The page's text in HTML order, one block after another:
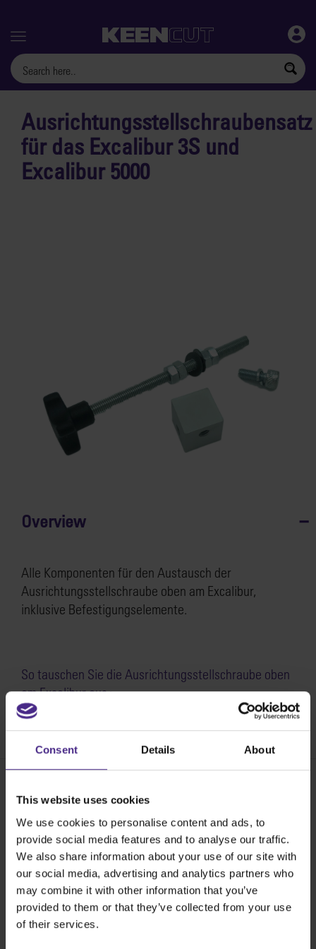
Consent Details About
This website uses cookies
We use cookies to personalise content and ads, to
provide social media features and to analyse our traffic.
We also share information about your use of our site with
our social media, advertising and analytics partners who
may combine it with other information that you’ve
provided to them or that they’ve collected from your use
of their services.
Menu
Ausrichtungsstellschraubensatz
für das Excalibur 3S und
Excalibur 5000
Overview
Alle Komponenten für den Austausch der
Ausrichtungsstellschraube oben am Excalibur,
inklusive Befestigungselemente.
So tauschen Sie die Ausrichtungsstellschraube oben
am Excalibur aus >
SKU:
Die besten Schneidegeräte der Welt
Werbetechnik